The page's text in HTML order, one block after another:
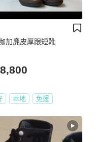
加麂皮厚跟短靴
本地 免運